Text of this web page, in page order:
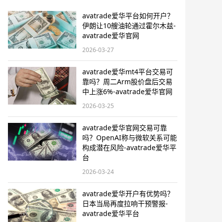
avatrade爱华平台如何开户？
伊朗让10艘油轮通过霍尔木兹-
avatrade爱华官网
2026-03-27
avatrade爱华mt4平台交易可
靠吗？周二Arm股价盘后交易
中上涨6%-avatrade爱华官网
2026-03-25
avatrade爱华官网交易可靠
吗？OpenAI称与微软关系可能
构成潜在风险-avatrade爱华平
台
2026-03-24
avatrade爱华开户有优势吗？
日本当局再度拉响干预警报​-
avatrade爱华平台